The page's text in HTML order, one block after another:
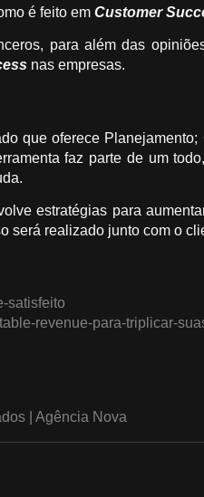
é feito em Customer
para além das
nas empresas.
que oferece
faz parte de um
estratégias para
será realizado junto com o
satisfeito
revenue-para-triplicar-
| Agência Nova